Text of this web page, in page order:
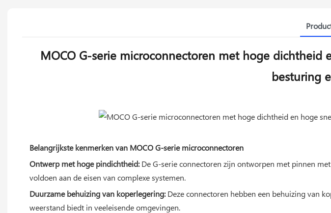
MOCO G-serie microconnectoren met hoge
besturing
De nieuw
De nieuw ontwikkelde G-serie microconnectoren van
prestaties en veelzijdigheid en hebben zich snel
Belangrijkste kenmerken van MOCO G-serie microconnectoren
Ontwerp met hoge pindichtheid:De G-serie connectoren zijn ontworpen met pinnen
voldoen aan de eisen van complexe systemen.
Duurzame behuizing van koperlegering:Deze connectoren hebben een behuizing van
weerstand biedt in veeleisende omgevingen.